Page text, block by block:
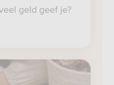
geld geef je?